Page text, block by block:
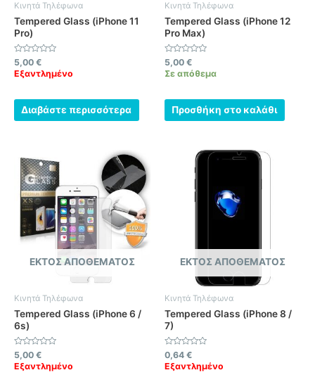
Κινητά Τηλέφωνα
Tempered Glass (iPhone 11
Pro)
Βαθμολογήθηκε
με
0
5,00 €
Εξαντλημένο
Διαβάστε περισσότερα
Κινητά Τηλέφωνα
Tempered Glass (iPhone 12
Pro Max)
Βαθμολογήθηκε
με
0
5,00 €
Σε απόθεμα
Προσθήκη στο καλάθι
ΕΚΤΌΣ ΑΠΟΘΈΜΑΤΟΣ
Κινητά Τηλέφωνα
Tempered Glass (iPhone 6 /
6s)
Βαθμολογήθηκε
με
0
5,00 €
Εξαντλημένο
ΕΚΤΌΣ ΑΠΟΘΈΜΑΤΟΣ
Κινητά Τηλέφωνα
Tempered Glass (iPhone 8 /
7)
Βαθμολογήθηκε
με
0
0,64 €
Εξαντλημένο